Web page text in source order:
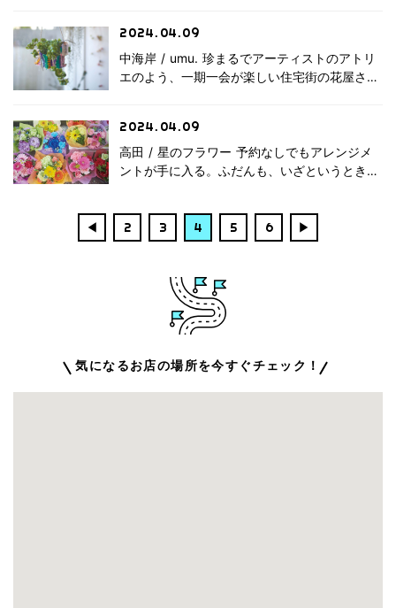
いうスペシャルな薔薇はスパイラルギャ […]
2024.04.09
中海岸 / umu. 珍まるでアーティストのアトリ
エのよう、一期一会が楽しい住宅街の花屋さん
張りの店構えは、シャビーシックで温かみ […]
2024.04.09
高田 / 星のフラワー 予約なしでもアレンジメ
ントが手に入る。ふだんも、いざというときに
い商品。作るのに時間がかかるため予約するの
が通常 […]
◀︎ 2 3 4 5 6 ▶︎
気になるお店の場所を今すぐチェック！